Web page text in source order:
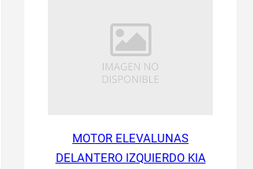
MOTOR ELEVALUNAS
DELANTERO IZQUIERDO KIA